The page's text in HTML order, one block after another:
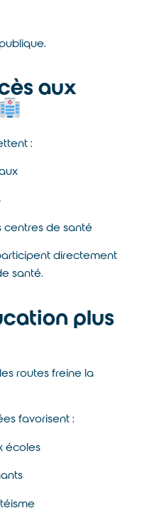
aux
:
centres de santé
directement
santé.
plus
routes freine la
favorisent :
écoles